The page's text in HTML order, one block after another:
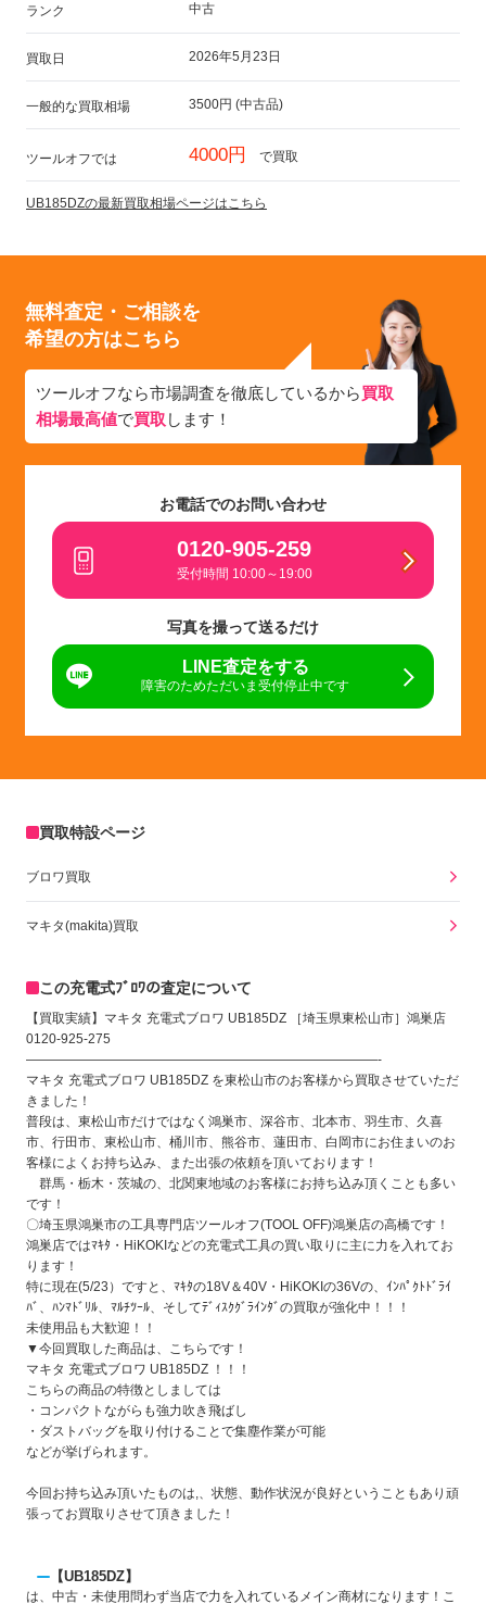
ランク 中古
買取日 2026年5月23日
一般的な買取相場 3500円 (中古品)
ツールオフでは 4000円 で買取
UB185DZの最新買取相場ページはこちら
無料査定・ご相談を
希望の方はこちら
ツールオフなら市場調査を徹底しているから買取
相場最高値で買取 します！
お電話でのお問い合わせ
0120-905-259
受付時間 10:00～19:00
写真を撮って送るだけ
LINE査定をする
障害のためただいま受付停止中です
買取特設ページ
ブロワ買取
マキタ(makita)買取
この充電式ﾌﾞﾛﾜの査定について
【買取実績】マキタ 充電式ブロワ UB185DZ ［埼玉県東松山市］鴻巣店
0120-925-275
———————————————————————————-
マキタ 充電式ブロワ UB185DZ を東松山市のお客様から買取させていただ
きました！
普段は、東松山市だけではなく鴻巣市、深谷市、北本市、羽生市、久喜
市、行田市、東松山市、桶川市、熊谷市、蓮田市、白岡市にお住まいのお
客様によくお持ち込み、また出張の依頼を頂いております！
群馬・栃木・茨城の、北関東地域のお客様にお持ち込み頂くことも多い
です！
〇埼玉県鴻巣市の工具専門店ツールオフ(TOOL OFF)鴻巣店の高橋です！
鴻巣店ではﾏｷﾀ・HiKOKIなどの充電式工具の買い取りに主に力を入れてお
ります！
特に現在(5/23）ですと、ﾏｷﾀの18V＆40V・HiKOKIの36Vの、ｲﾝﾊﾟｸﾄﾄﾞﾗｲ
ﾊﾞ、ﾊﾝﾏﾄﾞﾘﾙ、ﾏﾙﾁﾂｰﾙ、そしてﾃﾞｨｽｸｸﾞﾗｲﾝﾀﾞの買取が強化中！！！
未使用品も大歓迎！！
▼今回買取した商品は、こちらです！
マキタ 充電式ブロワ UB185DZ ！！！
こちらの商品の特徴としましては
・コンパクトながらも強力吹き飛ばし
・ダストバッグを取り付けることで集塵作業が可能
などが挙げられます。
今回お持ち込み頂いたものは,、状態、動作状況が良好ということもあり頑
張ってお買取りさせて頂きました！
【UB185DZ】
は、中古・未使用問わず当店で力を入れているメイン商材になります！こ